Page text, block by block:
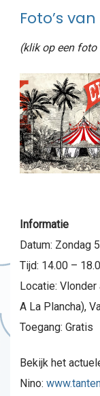
Foto’s
(klik op een foto
Informatie
Datum: Zondag
Tijd: 14.00 –
Locatie:
A La Plancha),
Toegang: Gratis
Bekijk het
Nino: